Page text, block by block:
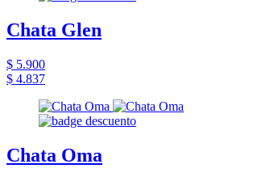
Chata Glen
$ 5.900
$ 4.837
Chata Oma